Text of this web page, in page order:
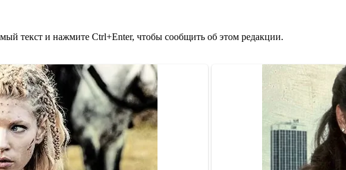
текст и нажмите Ctrl+Enter, чтобы сообщить об этом редакции.